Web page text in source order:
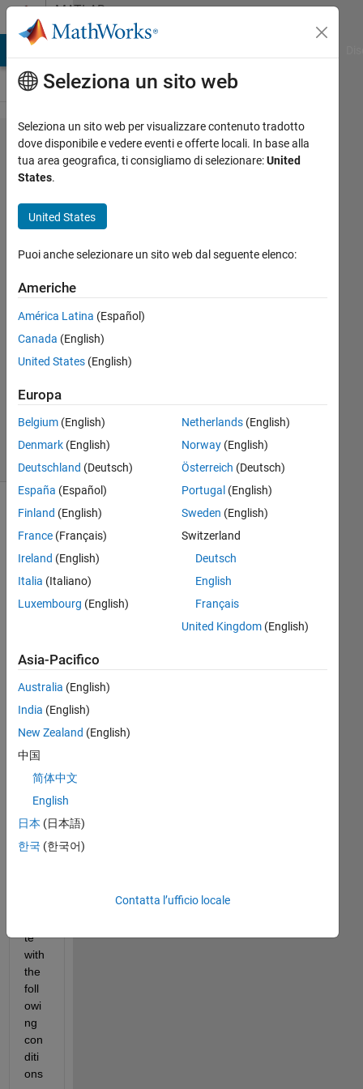
Vai al contenutoMATLAB
Answers
dates
between
limits
Ishak
Oussama
9 Feb
2019
1
Aggiornato
9 Feb 2019
4
Visualizzazioni
(30 giorni)
nt
to
ke
a
scri
bet
we
en
t_d
te
with
the
foll
owi
ng
con
diti
ons
Seleziona un sito web
Seleziona un sito web per visualizzare contenuto tradotto
dove disponibile e vedere eventi e offerte locali. In base alla
tua area geografica, ti consigliamo di selezionare:United
States.
United States
Puoi anche selezionare un sito web dal seguente elenco:
Americhe
América Latina (Español)
Canada (English)
United States (English)
Europa
Belgium (English)
Denmark (English)
Deutschland (Deutsch)
España (Español)
Finland (English)
France (Français)
Ireland (English)
Italia (Italiano)
Luxembourg (English)
Netherlands(English)
Norway(English)
Österreich (Deutsch)
Portugal (English)
Sweden (English)
Switzerland
Deutsch
English
Français
United Kingdom(English)
Asia-Pacifico
Australia (English)
India (English)
New Zealand (English)
中国
简体中文
English
日本 (日本語)
한국 (한국어)
Contatta l’ufficio locale